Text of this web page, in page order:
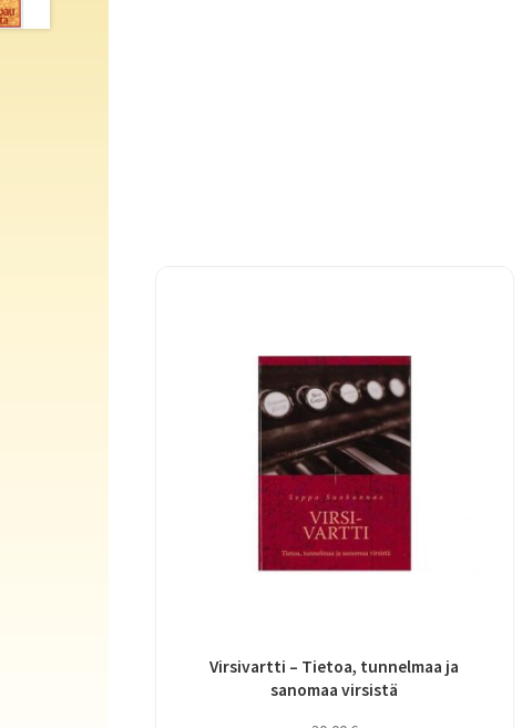
Virsivartti – Tietoa, tunnelmaa ja
sanomaa virsistä